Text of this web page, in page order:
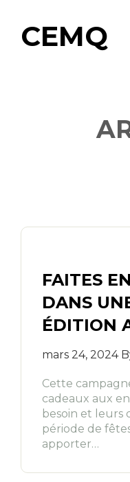
CEMQ
FAITES
DANS
ÉDITION
mars 24, 2024
Cette
cadeaux aux
besoin et leurs
période de
apporter…